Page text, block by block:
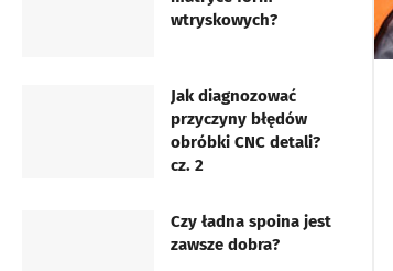
wtryskowych?
Jak diagnozować
przyczyny błędów
obróbki CNC detali?
cz. 2
Czy ładna spoina jest
zawsze dobra?